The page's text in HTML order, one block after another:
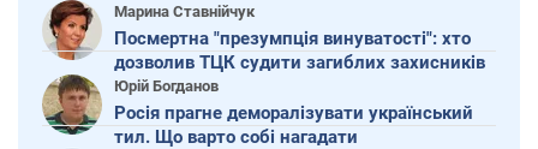
Марина Ставнійчук
Посмертна "презумпція винуватості": хто
дозволив ТЦК судити загиблих захисників
Юрій Богданов
Росія прагне деморалізувати український
тил. Що варто собі нагадати